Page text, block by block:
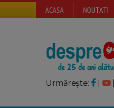
ACASA NOUTATI
Urmărește: